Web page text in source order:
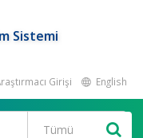
Sistemi
Girişi English